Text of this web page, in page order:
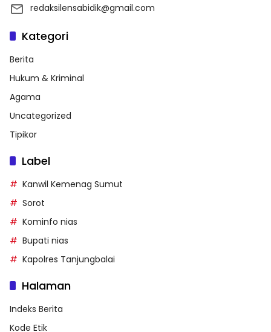
redaksilensabidik@gmail.com
Kategori
Berita
Hukum & Kriminal
Agama
Uncategorized
Tipikor
Label
Kanwil Kemenag Sumut
Sorot
Kominfo nias
Bupati nias
Kapolres Tanjungbalai
Halaman
Indeks Berita
Kode Etik